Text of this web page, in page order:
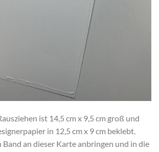
ist 14,5 cm x 9,5 cm groß und
in 12,5 cm x 9 cm beklebt.
Band an dieser Karte anbringen und in die